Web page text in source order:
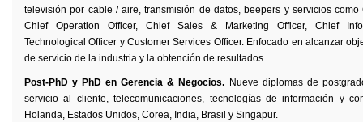
televisión por cable / aire, transmisión de datos, beepers y servicios como
Chief
Operation Officer, ChiefSales & Marketing Officer, Chief
Technological Officer yCustomer Services Officer. Enfocado en alcanzar
de servicio de la industria y la obtención de resultados.
Post-PhD y PhD en Gerencia & Negocios. Nueve diplomas de
servicio al cliente, telecomunicaciones, tecnologías de información y
Holanda, Estados Unidos, Corea, India, Brasil y Singapur.